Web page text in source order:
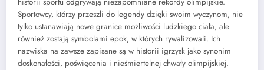
Sportowcy, którzy przeszli do legendy dzięki swoim wyczynom, nie
tylko ustanawiają nowe granice możliwości ludzkiego ciała, ale
również zostają symbolami epok, w których rywalizowali. Ich
nazwiska na zawsze zapisane są w historii igrzysk jako synonim
doskonałości, poświęcenia i nieśmiertelnej chwały olimpijskiej.